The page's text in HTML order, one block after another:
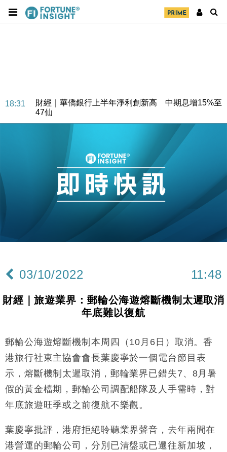
18:31
財經｜華僑銀行上半年淨利創新高 中期息增15%至
47仙
財經｜滙豐上調香港今年GDP預測至4.5% 看好貿易
及消費表現
本地｜假冒內地執法人員要求交「保證金」 43歲女子
損失近6900萬元
財經｜日經失守6.5萬點後回穩 全周仍升近2%
15:47
財經｜恒隆10月換帥 玩具「反」斗城亞洲CEO蔡德
財經｜韓股反覆波動收跌 連挫7周創逾3年最長跌勢
12:44
財經｜日本春季三度入市撐日圓 4月單日斥6.28萬億
11:12
國際｜特朗普料美伊戰事快結束 承認部分彈藥庫存緊
司
18:31
財經｜華僑銀行上半年淨利創新高 中期息增15%至
及消費表現
16:47
本地｜假冒內地執法人員要求交「保證金」 43歲女子
16:05
財經｜日經失守6.5萬點後回穩 全周仍升近2%
03/10/2022 11:48
財經｜旅遊業界：郵輪公海遊熔斷機制太遲取消
年底難以復航
郵輪公海遊熔斷機制本周四（10月6日）取消。香
港旅行社東主協會會長葉慶寧於一個電台節目表
示，熔斷機制太遲取消，郵輪業界已錯失7、8月暑
假的黃金檔期，郵輪公司調配船隊及人手需時，對
年底旅遊旺季或之前復航不樂觀。
葉慶寧批評，港府拒絕聆聽業界聲音，去年兩間在
港營運的郵輪公司，分別已清盤或已遷往新加坡，